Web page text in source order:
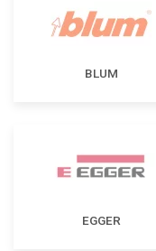
BLUM
EGGER